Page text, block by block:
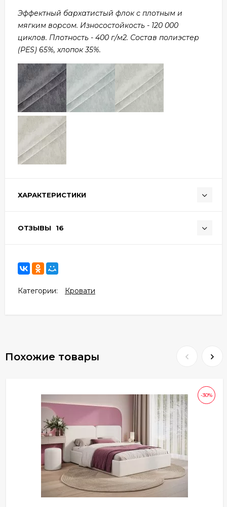
Эффектный бархатистый флок с плотным и
мягким ворсом. Износостойкость - 120 000
циклов. Плотность - 400 г/м2. Состав полиэстер
(PES) 65%, хлопок 35%.
ХАРАКТЕРИСТИКИ
ОТЗЫВЫ 16
Категории: Кровати
Похожие товары
-30%